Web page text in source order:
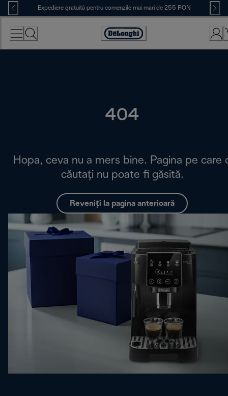
Skip
to
Content
Expediere gratuită pentru comenzile mai mari de 255 RON
Accessibility
Statement
404
Hopa, ceva nu a mers bine. Pagina pe care
căutați nu poate fi găsită.
Reveniți la pagina anterioară